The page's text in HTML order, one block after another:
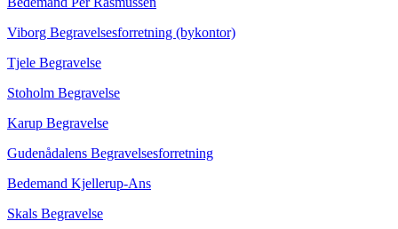
Viborg Begravelsesforretning (bykontor)
Tjele Begravelse
Stoholm Begravelse
Karup Begravelse
Gudenådalens Begravelsesforretning
Bedemand Kjellerup-Ans
Skals Begravelse